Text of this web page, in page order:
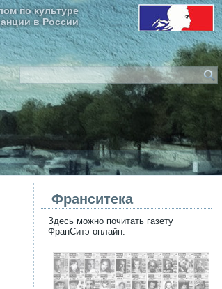
по культуре
в России
Франситека
Здесь можно почитать газету
ФранСитэ онлайн: